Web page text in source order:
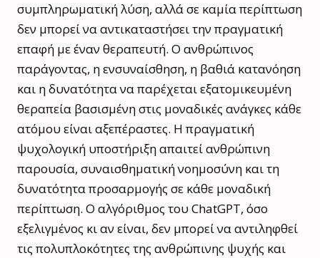
συμπληρωματική λύση, αλλά σε καμία περίπτωση
δεν μπορεί να αντικαταστήσει την πραγματική
επαφή με έναν θεραπευτή. Ο ανθρώπινος
παράγοντας, η ενσυναίσθηση, η βαθιά κατανόηση
και η δυνατότητα να παρέχεται εξατομικευμένη
θεραπεία βασισμένη στις μοναδικές ανάγκες κάθε
ατόμου είναι αξεπέραστες. Η πραγματική
ψυχολογική υποστήριξη απαιτεί ανθρώπινη
παρουσία, συναισθηματική νοημοσύνη και τη
δυνατότητα προσαρμογής σε κάθε μοναδική
περίπτωση. Ο αλγόριθμος του ChatGPT, όσο
εξελιγμένος κι αν είναι, δεν μπορεί να αντιληφθεί
τις πολυπλοκότητες της ανθρώπινης ψυχής και